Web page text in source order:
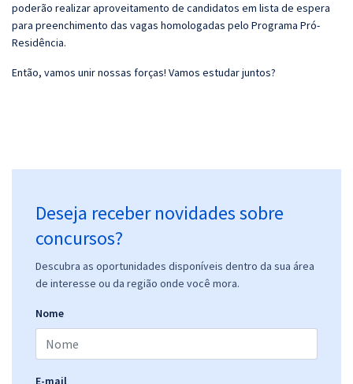
poderão realizar aproveitamento de candidatos em lista de espera
para preenchimento das vagas homologadas pelo Programa Pró-
Residência.
Então, vamos unir nossas forças! Vamos estudar juntos?
Deseja receber novidades sobre
concursos?
Descubra as oportunidades disponíveis dentro da sua área
de interesse ou da região onde você mora.
Nome
E-mail